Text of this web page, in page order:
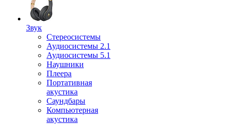
Звук
Стереосистемы
Аудиосистемы 2.1
Аудиосистемы 5.1
Наушники
Плеера
Портативная
акустика
Саундбары
Компьютерная
акустика